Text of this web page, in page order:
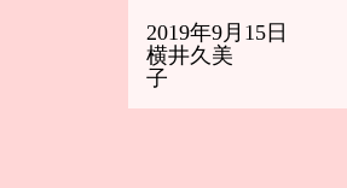
2019年9月15日
横井久美
子